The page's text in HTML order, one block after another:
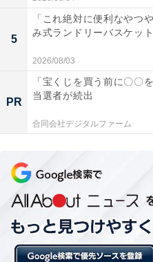
5
「これ絶対に便利なやつ
み式ランドリーバスケッ
2026/08/03
PR
「宝くじを買う前に〇〇
当選者が続出
合同会社デジタルファーム